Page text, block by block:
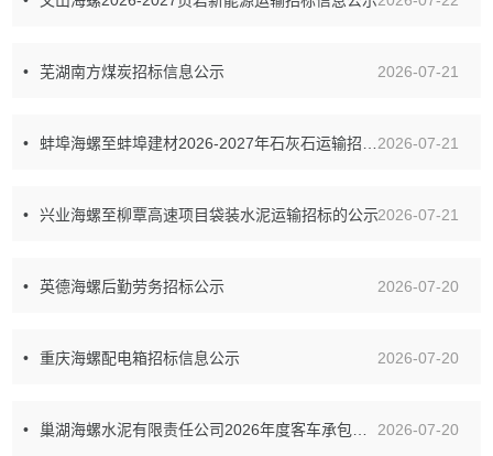
芜湖南方煤炭招标信息公示 2026-07-21
蚌埠海螺至蚌埠建材2026-2027年石灰石运输招标信息公示 2026-07-21
兴业海螺至柳覃高速项目袋装水泥运输招标的公示2026-07-21
英德海螺后勤劳务招标公示 2026-07-20
重庆海螺配电箱招标信息公示 2026-07-20
巢湖海螺水泥有限责任公司2026年度客车承包招标公示 2026-07-20